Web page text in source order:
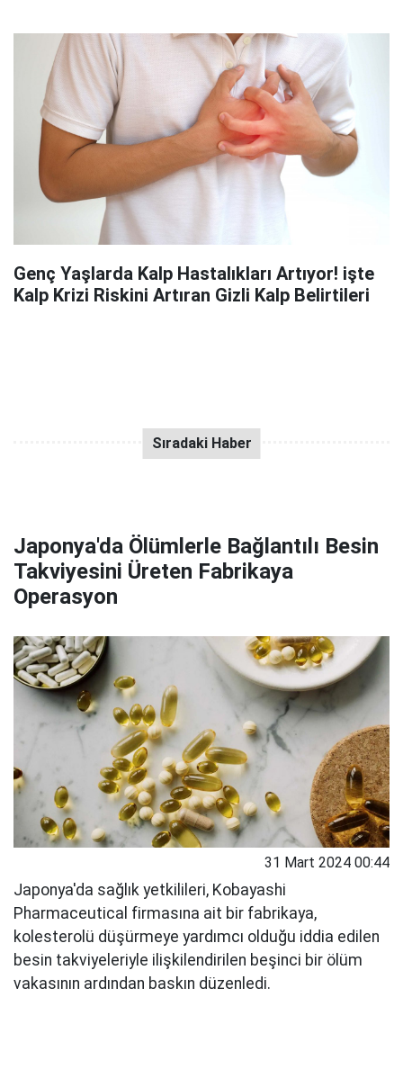
Genç Yaşlarda Kalp Hastalıkları Artıyor! işte
Kalp Krizi Riskini Artıran Gizli Kalp Belirtileri
Japonya'da Ölümlerle Bağlantılı Besin
Takviyesini Üreten Fabrikaya
Operasyon
31 Mart 2024 00:44
Japonya'da sağlık yetkilileri, Kobayashi
Pharmaceutical firmasına ait bir fabrikaya,
kolesterolü düşürmeye yardımcı olduğu iddia edilen
besin takviyeleriyle ilişkilendirilen beşinci bir ölüm
vakasının ardından baskın düzenledi.